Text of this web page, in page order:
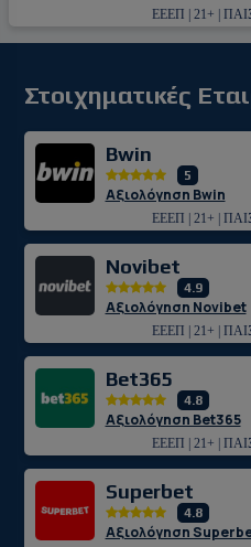
ΕΕΕΠ | 21+ |
Στοιχηματικές
Bwin
5
Αξιολόγηση Bwin
ΕΕΕΠ | 21+ |
Novibet
4.9
Αξιολόγηση Novibet
ΕΕΕΠ | 21+ |
Bet365
4.8
Αξιολόγηση Bet365
ΕΕΕΠ | 21+ |
Superbet
4.8
Αξιολόγηση